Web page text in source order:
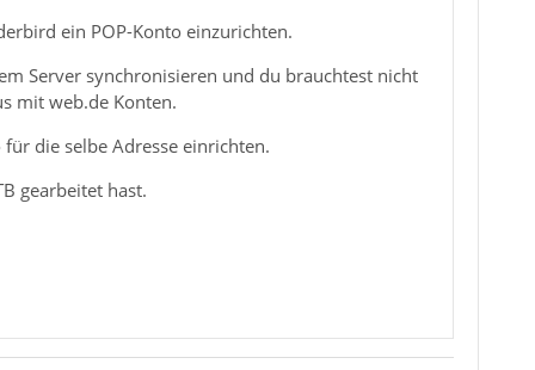
ein POP-Konto einzurichten.
Server synchronisieren und du brauchtest nicht
mit web.de Konten.
die selbe Adresse einrichten.
gearbeitet hast.